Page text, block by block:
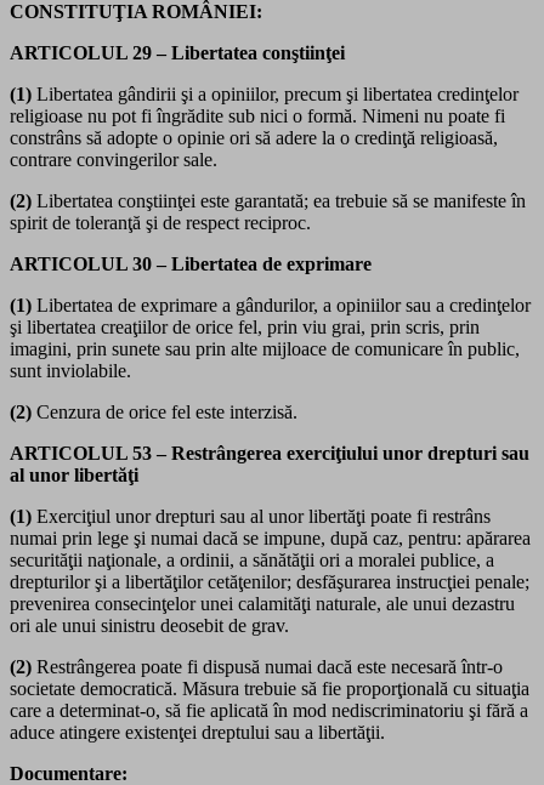
CONSTITUŢIA ROMÂNIEI:
ARTICOLUL 29 – Libertatea conştiinţei
(1) Libertatea gândirii şi a opiniilor, precum şi libertatea credinţelor
religioase nu pot fi îngrădite sub nici o formă. Nimeni nu poate fi
constrâns să adopte o opinie ori să adere la o credinţă religioasă,
contrare convingerilor sale.
(2) Libertatea conştiinţei este garantată; ea trebuie să se manifeste în
spirit de toleranţă şi de respect reciproc.
ARTICOLUL 30 – Libertatea de exprimare
(1) Libertatea de exprimare a gândurilor, a opiniilor sau a credinţelor
şi libertatea creaţiilor de orice fel, prin viu grai, prin scris, prin
imagini, prin sunete sau prin alte mijloace de comunicare în public,
sunt inviolabile.
(2) Cenzura de orice fel este interzisă.
ARTICOLUL 53 – Restrângerea exerciţiului unor drepturi sau
al unor libertăţi
(1) Exerciţiul unor drepturi sau al unor libertăţi poate fi restrâns
numai prin lege şi numai dacă se impune, după caz, pentru: apărarea
securităţii naţionale, a ordinii, a sănătăţii ori a moralei publice, a
drepturilor şi a libertăţilor cetăţenilor; desfăşurarea instrucţiei penale;
prevenirea consecinţelor unei calamităţi naturale, ale unui dezastru
ori ale unui sinistru deosebit de grav.
(2) Restrângerea poate fi dispusă numai dacă este necesară într-o
societate democratică. Măsura trebuie să fie proporţională cu situaţia
care a determinat-o, să fie aplicată în mod nediscriminatoriu şi fără a
aduce atingere existenţei dreptului sau a libertăţii.
Documentare: